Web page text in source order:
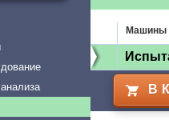
Машины
В